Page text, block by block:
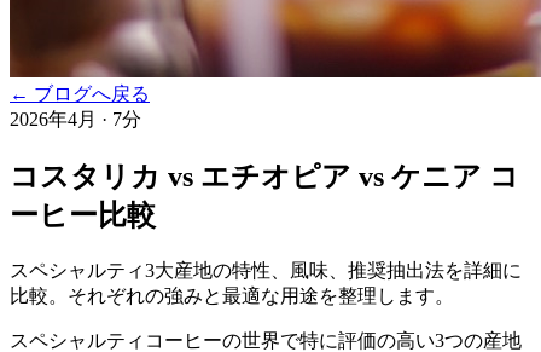
← ブログへ戻る
2026年4月 · 7分
コスタリカ vs エチオピア vs ケニア コ
ーヒー比較
スペシャルティ3大産地の特性、風味、推奨抽出法を詳細に
比較。それぞれの強みと最適な用途を整理します。
スペシャルティコーヒーの世界で特に評価の高い3つの産地